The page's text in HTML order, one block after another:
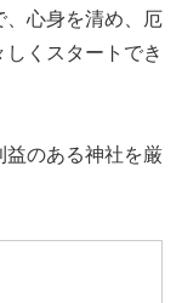
心身を清め、厄
くスタートでき
のある神社を厳